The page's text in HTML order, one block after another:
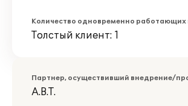
Количество одновременно работающих
Толстый клиент: 1
Партнер, осуществивший внедрение/
А.В.Т.